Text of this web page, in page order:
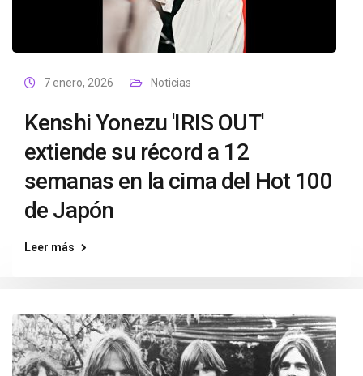
7 enero, 2026 Noticias
Kenshi Yonezu 'IRIS OUT'
extiende su récord a 12
semanas en la cima del Hot 100
de Japón
Leer más